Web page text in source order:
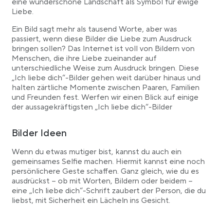
eine wunderschöne Landschaft als Symbol für ewige
Liebe.
Ein Bild sagt mehr als tausend Worte, aber was
passiert, wenn diese Bilder die Liebe zum Ausdruck
bringen sollen? Das Internet ist voll von Bildern von
Menschen, die ihre Liebe zueinander auf
unterschiedliche Weise zum Ausdruck bringen. Diese
„Ich liebe dich“-Bilder gehen weit darüber hinaus und
halten zärtliche Momente zwischen Paaren, Familien
und Freunden fest. Werfen wir einen Blick auf einige
der aussagekräftigsten „Ich liebe dich“-Bilder
Bilder Ideen
Wenn du etwas mutiger bist, kannst du auch ein
gemeinsames Selfie machen. Hiermit kannst eine noch
persönlichere Geste schaffen. Ganz gleich, wie du es
ausdrückst – ob mit Worten, Bildern oder beidem –
eine „Ich liebe dich“-Schrift zaubert der Person, die du
liebst, mit Sicherheit ein Lächeln ins Gesicht.